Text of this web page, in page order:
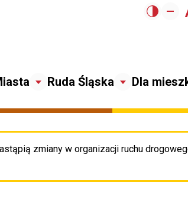
Ruda Śląska Dla
zmiany w organizacji ruchu